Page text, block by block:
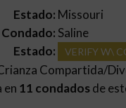
Estado: Missouri
Condado: Saline
Estado:
VERIFY W\
Compartida/
en 11 condadosde